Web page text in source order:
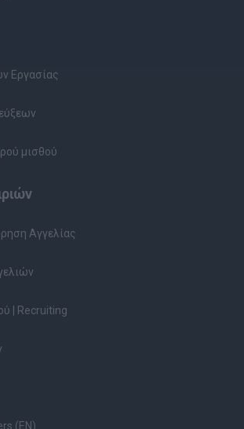
Εργασίας
μισθού
Αγγελίας
| Recruiting
(EN)